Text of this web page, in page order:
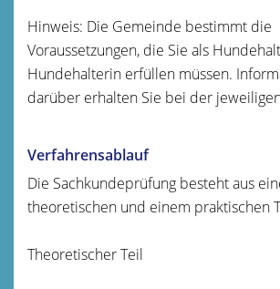
Hinweis: Die Gemeinde bestimmt die
Voraussetzungen, die Sie als
Hundehalterin erfüllen müssen.
darüber erhalten Sie bei der
Verfahrensablauf
Die Sachkundeprüfung besteht aus
theoretischen und einem praktischen
Theoretischer Teil